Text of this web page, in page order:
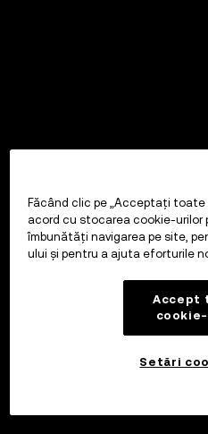
Făcând clic pe „Acceptați
acord cu stocarea cookie-urilor
îmbunătăți navigarea pe site,
ului și pentru a ajuta eforturile
Accept
Setări